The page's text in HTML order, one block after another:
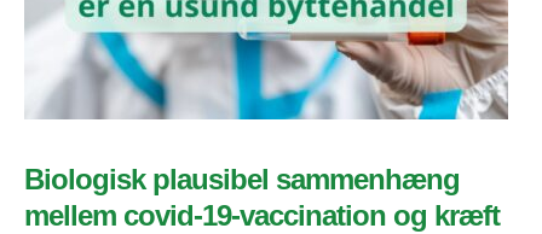
Biologisk plausibel sammenhæng
mellem covid-19-vaccination og kræft